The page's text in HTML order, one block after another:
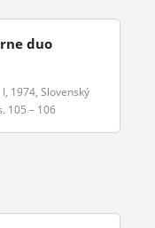
duo
1974, Slovenský
105 – 106